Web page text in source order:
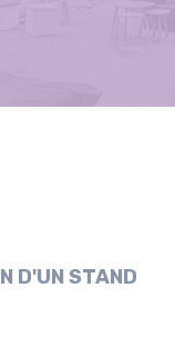
D'UN STAND